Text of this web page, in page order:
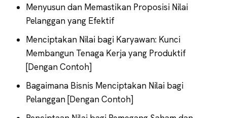
Menyusun dan Memastikan Proposisi Nilai
Pelanggan yang Efektif
Menciptakan Nilai bagi Karyawan: Kunci
Membangun Tenaga Kerja yang Produktif
[Dengan Contoh]
Bagaimana Bisnis Menciptakan Nilai bagi
Pelanggan [Dengan Contoh]